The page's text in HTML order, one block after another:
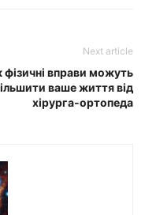
Next article
фізичні вправи можуть
ваше життя від
хірурга-ортопеда